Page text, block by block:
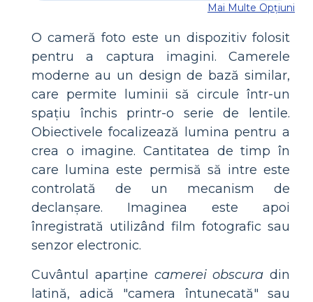
Mai Multe Opțiuni
O cameră foto este un dispozitiv folosit
pentru a captura imagini. Camerele
moderne au un design de bază similar,
care permite luminii să circule într-un
spațiu închis printr-o serie de lentile.
Obiectivele focalizează lumina pentru a
crea o imagine. Cantitatea de timp în
care lumina este permisă să intre este
controlată de un mecanism de
declanșare. Imaginea este apoi
înregistrată utilizând film fotografic sau
senzor electronic.
Cuvântul aparține camerei obscura din
latină, adică "camera întunecată" sau